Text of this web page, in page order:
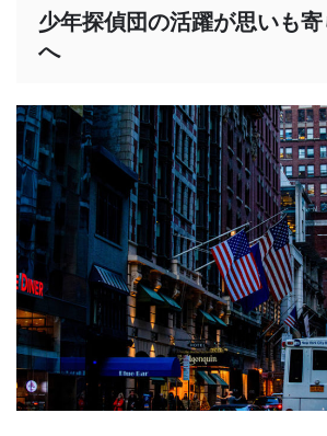
少年探偵団の活躍が思いも
へ